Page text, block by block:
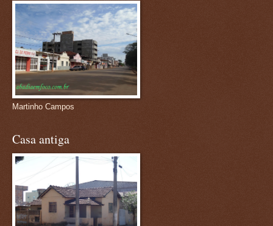
Martinho Campos
Casa antiga